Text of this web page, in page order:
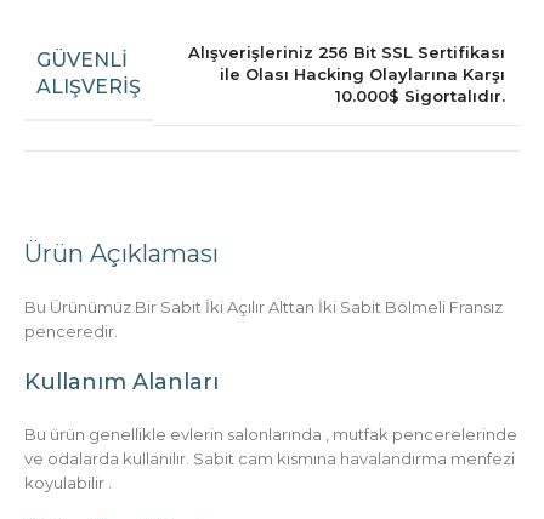
Ürün Açıklaması
Bu Ürünümüz Bir Sabit İki Açılır Alttan İki Sabit Bölmeli Fransız
penceredir.
Kullanım Alanları
Bu ürün genellikle evlerin salonlarında , mutfak pencerelerinde
ve odalarda kullanılır. Sabit cam kısmına havalandırma menfezi
koyulabilir .
GÜVENLI
ALIŞVERIŞ
Alışverişleriniz 256 Bit SSL Sertifikası
ile Olası Hacking Olaylarına Karşı
10.000$ Sigortalıdır.